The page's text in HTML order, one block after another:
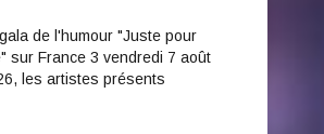
de l'humour "Juste pour
sur France 3 vendredi 7 août
les artistes présents